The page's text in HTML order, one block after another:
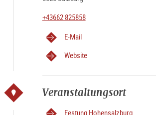
+43662 825858
E-Mail
Website
Veranstaltungsort
Festung Hohensalzburg